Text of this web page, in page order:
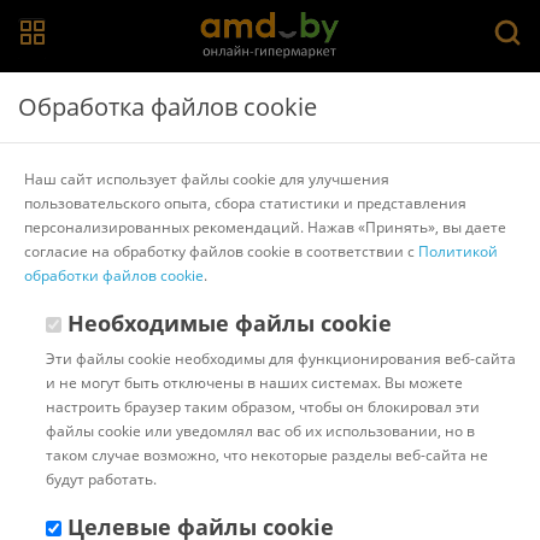
Главная > Каталог товаров Световые деревья, фигуры
Сортировать: Популярные
Показано с 0 по 0 из 0 (всего 0 страниц)
Смотрите также
Елочные игрушки и новогодние украшения
Цветы, букеты
Подарочные наборы
Маскарадные костюмы
Аксессуары для праздников
Гирлянды и световые фигуры
Новогодние елки
Брест
Минск
Обработка файлов cookie
Наш сайт использует файлы cookie для улучшения
пользовательского опыта, сбора статистики и представления
персонализированных рекомендаций. Нажав «Принять», вы даете
согласие на обработку файлов cookie в соответствии с Политикой
обработки файлов cookie.
Необходимые файлы cookie
Эти файлы cookie необходимы для функционирования веб-сайта
и не могут быть отключены в наших системах. Вы можете
настроить браузер таким образом, чтобы он блокировал эти
файлы cookie или уведомлял вас об их использовании, но в
таком случае возможно, что некоторые разделы веб-сайта не
будут работать.
Целевые файлы cookie